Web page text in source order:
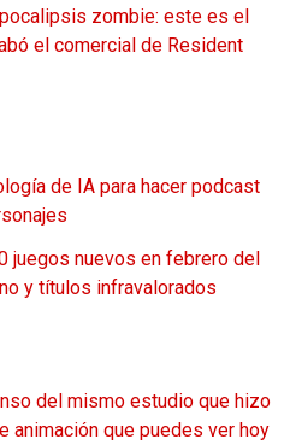
zombie: este es el
el comercial de Resident
de IA para hacer podcast
juegos nuevos en febrero del
y títulos infravalorados
del mismo estudio que hizo
animación que puedes ver hoy